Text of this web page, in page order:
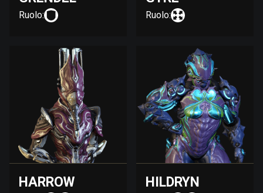
Ruolo: Ruolo:
HARROW HILDRYN